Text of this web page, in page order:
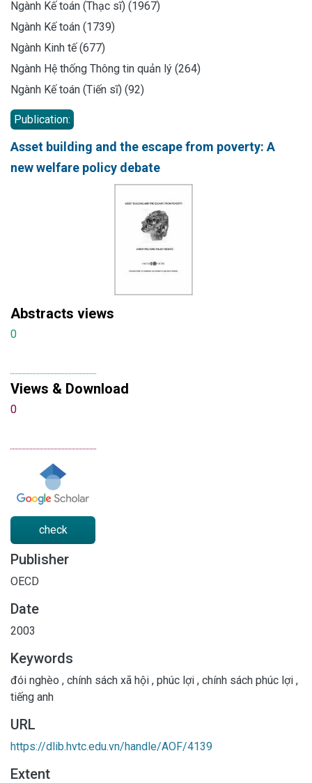
Ngành Kế toán (Thạc sĩ) (1967)
Ngành Kế toán (1739)
Ngành Kinh tế (677)
Ngành Hệ thống Thông tin quản lý (264)
Ngành Kế toán (Tiến sĩ) (92)
Publication:
Asset building and the escape from poverty: A
new welfare policy debate
Abstracts views
0
Views & Download
0
check
Publisher
OECD
Date
2003
Keywords
đói nghèo , chính sách xã hội , phúc lợi , chính sách phúc lợi ,
tiếng anh
URL
https://dlib.hvtc.edu.vn/handle/AOF/4139
Extent